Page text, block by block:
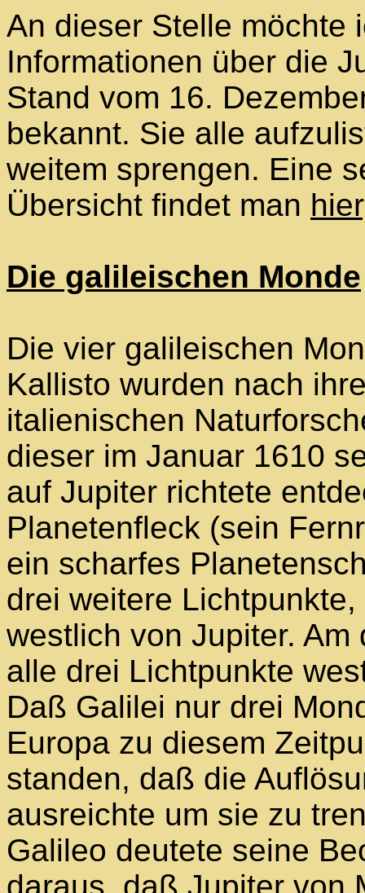
An dieser Stelle möchte
Informationen über die
Stand vom 16.
bekannt. Sie alle
weitem sprengen. Eine
Übersicht findet man hier
Die galileischen Monde
Die vier galileischen
Kallisto wurden nach
italienischen
dieser im Januar 1610
auf Jupiter richtete
Planetenfleck (sein
ein scharfes
drei weitere
westlich von Jupiter. Am
alle drei Lichtpunkte
Daß Galilei nur drei
Europa zu diesem
standen, daß die
ausreichte um sie zu
Galileo deutete seine